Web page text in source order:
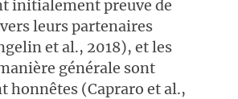
initialement preuve de
leurs partenaires
et al., 2018), et les
générale sont
honnêtes (Capraro et al.,